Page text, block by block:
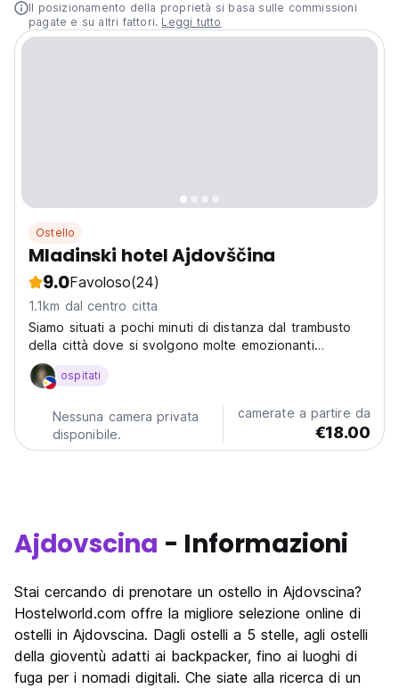
Il posizionamento della proprietà si basa sulle commissioni
pagate e su altri fattori. Leggi tutto
Ostello
Mladinski hotel Ajdovščina
9.0Favoloso(24)
1.1km dal centro citta
Siamo situati a pochi minuti di distanza dal trambusto
della città dove si svolgono molte emozionanti
avventure.
ospitati
Nessuna camera privata
disponibile.
camerate a partire da
€18.00
Ajdovscina - Informazioni
Stai cercando di prenotare un ostello in Ajdovscina?
Hostelworld.com offre la migliore selezione online di
ostelli in Ajdovscina. Dagli ostelli a 5 stelle, agli ostelli
della gioventù adatti ai backpacker, fino ai luoghi di
fuga per i nomadi digitali. Che siate alla ricerca di un